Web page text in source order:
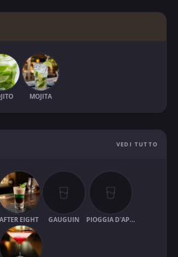
MOJITA
VEDI TUTTO
AFTER EIGHT GAUGUIN PIOGGIA D'APRILE